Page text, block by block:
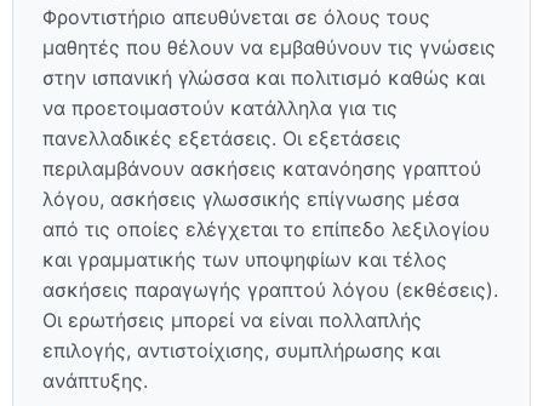
Φροντιστήριο απευθύνεται σε όλους τους
μαθητές που θέλουν να εμβαθύνουν τις γνώσεις
στην ισπανική γλώσσα και πολιτισμό καθώς και
να προετοιμαστούν κατάλληλα για τις
πανελλαδικές εξετάσεις. Οι εξετάσεις
περιλαμβάνουν ασκήσεις κατανόησης γραπτού
λόγου, ασκήσεις γλωσσικής επίγνωσης μέσα
από τις οποίες ελέγχεται το επίπεδο λεξιλογίου
και γραμματικής των υποψηφίων και τέλος
ασκήσεις παραγωγής γραπτού λόγου (εκθέσεις).
Οι ερωτήσεις μπορεί να είναι πολλαπλής
επιλογής, αντιστοίχισης, συμπλήρωσης και
ανάπτυξης.